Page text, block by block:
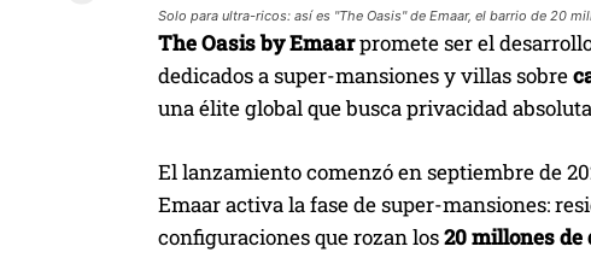
Solo para ultra-ricos: así es "The Oasis" de Emaar, el barrio de 20
The Oasis by Emaarpromete ser el
dedicados a super-mansiones y villas sobre
una élite global que busca privacidad
El lanzamiento comenzó en septiembre de
Emaar activa la fase de super-mansiones:
configuraciones que rozan los20 millones de